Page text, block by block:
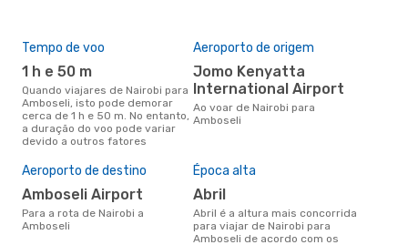
Tempo de voo
1 h e 50 m
Quando viajares de Nairobi para
Amboseli, isto pode demorar
cerca de 1 h e 50 m. No entanto,
a duração do voo pode variar
devido a outros fatores
Aeroporto de origem
Jomo Kenyatta
International Airport
Ao voar de Nairobi para
Amboseli
Aeroporto de destino
Amboseli Airport
Para a rota de Nairobi a
Amboseli
Época alta
abril
abril é a altura mais concorrida
para viajar de Nairobi para
Amboseli de acordo com os